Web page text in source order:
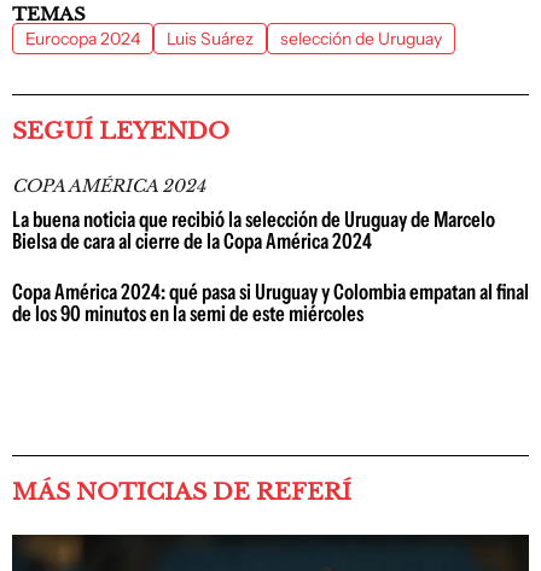
TEMAS
Eurocopa 2024 Luis Suárez selección de Uruguay
SEGUÍ LEYENDO
COPA AMÉRICA 2024
La buena noticia que recibió la selección de Uruguay de Marcelo
Bielsa de cara al cierre de la Copa América 2024
Copa América 2024: qué pasa si Uruguay y Colombia empatan al final
de los 90 minutos en la semi de este miércoles
MÁS NOTICIAS DE REFERÍ